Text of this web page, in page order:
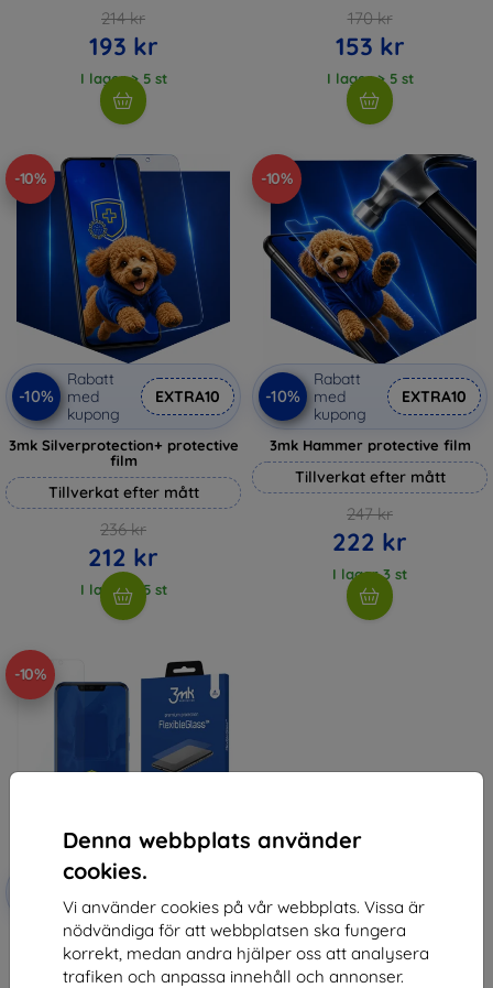
Denna webbplats använder
cookies.
Vi använder cookies på vår webbplats. Vissa är
nödvändiga för att webbplatsen ska fungera
korrekt, medan andra hjälper oss att analysera
trafiken och anpassa innehåll och annonser.
214 kr
193 kr
I lager > 5 st
170 kr
153 kr
I lager > 5 st
-10%
-10%
Rabatt
med
kupong
EXTRA10
3mk Silverprotection+ protective
film
Tillverkat efter mått
236 kr
212 kr
I lager > 5 st
-10%
-10%
Rabatt
med
kupong
EXTRA10
3mk Hammer protective film
Tillverkat efter mått
247 kr
222 kr
I lager 3 st
-10%
Rabatt
kupong
3MK FlexibleGlass Huawei P
Smart Plus Hybrid Glass
147 kr